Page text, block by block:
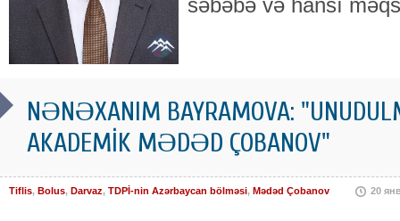
səbəbə və hansı
NƏNƏXANIM BAYRAMOVA:
AKADEMİK MƏDƏD ÇOBANOV"
Tiflis, Bolus, Darvaz, TDPİ-nin Azərbaycan bölməsi, Mədəd Çobanov 20